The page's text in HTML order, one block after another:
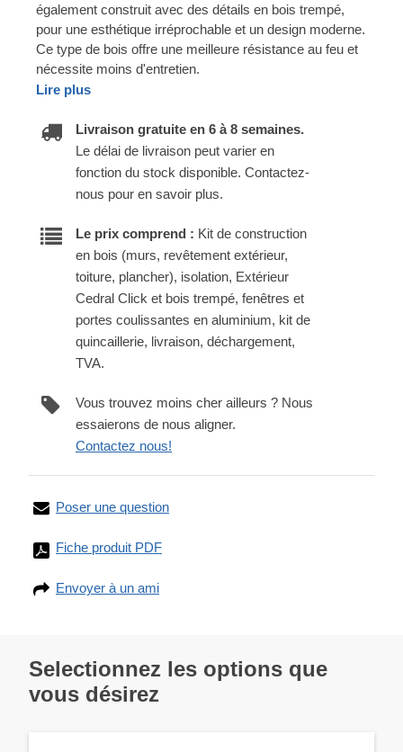
également construit avec des détails en bois trempé,
pour une esthétique irréprochable et un design moderne.
Ce type de bois offre une meilleure résistance au feu et
nécessite moins d'entretien.
Lire plus
Livraison gratuite en 6 à 8 semaines.
Le délai de livraison peut varier en
fonction du stock disponible. Contactez-
nous pour en savoir plus.
Le prix comprend : Kit de construction
en bois (murs, revêtement extérieur,
toiture, plancher), isolation, Extérieur
Cedral Click et bois trempé, fenêtres et
portes coulissantes en aluminium, kit de
quincaillerie, livraison, déchargement,
TVA.
Vous trouvez moins cher ailleurs ? Nous
essaierons de nous aligner.
Contactez nous!
Poser une question
Fiche produit PDF
Envoyer à un ami
Selectionnez les options que
vous désirez